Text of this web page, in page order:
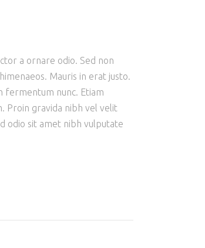
a ornare odio. Sed non
Mauris in erat justo.
fermentum nunc. Etiam
Proin gravida nibh vel velit
odio sit amet nibh vulputate